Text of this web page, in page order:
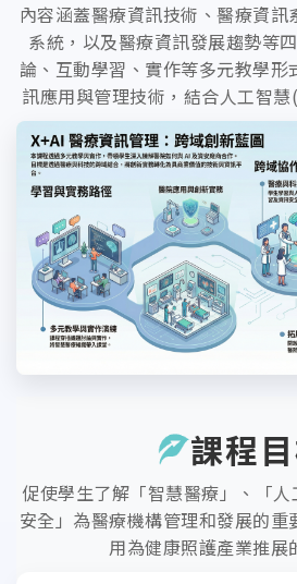
內容涵蓋醫療資訊技術、醫療資
系統，以及醫療資訊發展趨勢等
論、互動學習、實作等多元教學形
訊應用與管理技術，結合人工智
課程
促使學生了解「智慧醫療」、「
安全」為醫療機構管理和發展的
用為健康照護產業推展